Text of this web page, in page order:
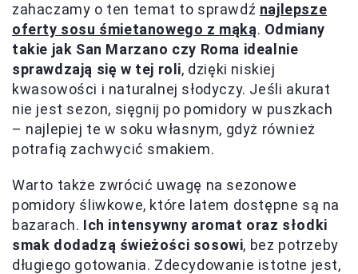
zahaczamy o ten temat to sprawdź najlepsze
oferty sosu śmietanowego z mąką. Odmiany
takie jak San Marzano czy Roma idealnie
sprawdzają się w tej roli, dzięki niskiej
kwasowości i naturalnej słodyczy. Jeśli akurat
nie jest sezon, sięgnij po pomidory w puszkach
– najlepiej te w soku własnym, gdyż również
potrafią zachwycić smakiem.
Warto także zwrócić uwagę na sezonowe
pomidory śliwkowe, które latem dostępne są na
bazarach. Ich intensywny aromat oraz słodki
smak dodadzą świeżości sosowi, bez potrzeby
długiego gotowania. Zdecydowanie istotne jest,